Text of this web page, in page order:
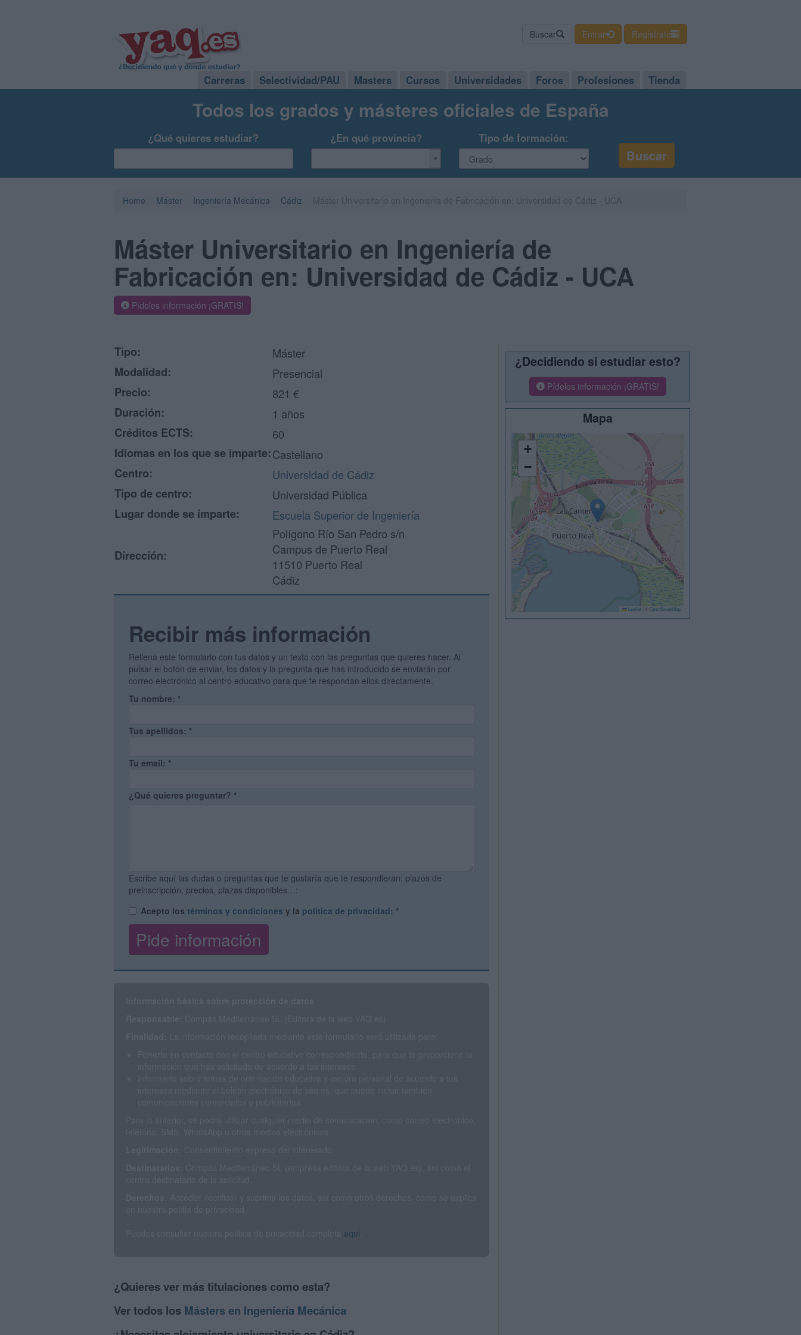
Buscar Entrar Regístrate
Carreras Selectividad/PAU Masters Cursos Universidades Foros Profesiones Tienda
Todos los grados y másteres oficiales de España
¿Qué quieres estudiar? ¿En qué provincia? Tipo de formación:
Home Máster Ingeniería Mecánica Cádiz
Máster Universitario en Ingeniería de
Fabricación en: Universidad de Cádiz - UCA
Pídeles información ¡GRATIS!
Tipo:
Máster
Modalidad:
Presencial
Precio:
821 €
Duración:
1 años
Créditos ECTS:
60
Idiomas en los que se imparte:Castellano
Centro:
Universidad de Cádiz
Tipo de centro:
Universidad Pública
Lugar donde se imparte:
Escuela Superior de Ingeniería
Dirección:
Polígono Río San Pedro s/n
Campus de Puerto Real
11510 Puerto Real
Cádiz
Recibir más información
Rellena este formulario con tus datos y un texto con las preguntas que quieres hacer. Al
pulsar el botón de enviar, los datos y la pregunta que has introducido se enviarán por
correo electrónico al centro educativo para que te respondan ellos directamente.
Tu nombre: *
Tus apellidos: *
Tu email: *
¿Qué quieres preguntar? *
Escribe aquí las dudas o preguntas que te gustaría que te respondieran: plazos de
preinscripción, precios, plazas disponibles…:
Acepto los términos y condiciones y la política de privacidad: *
aquí
¿Quieres ver más titulaciones como esta?
Ver todos los Másters en Ingeniería Mecánica
¿Decidiendo si estudiar esto?
Pídeles información ¡GRATIS!
Mapa
+
−
Leaflet © OpenStreetMap